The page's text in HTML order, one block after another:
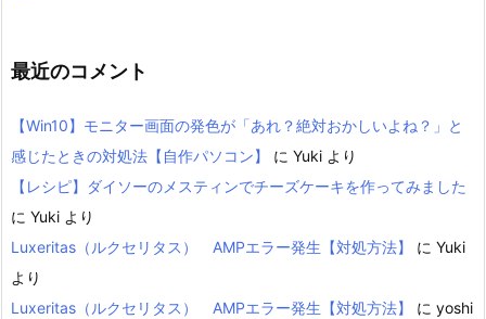
最近のコメント
【Win10】モニター画面の発色が「あれ？絶対おかしいよね？」と
感じたときの対処法【自作パソコン】
に Yuki より
【レシピ】ダイソーのメスティンでチーズケーキを作ってみました
に Yuki より
Luxeritas（ルクセリタス） AMPエラー発生【対処方法】
に Yuki
より
Luxeritas（ルクセリタス） AMPエラー発生【対処方法】
に yoshi